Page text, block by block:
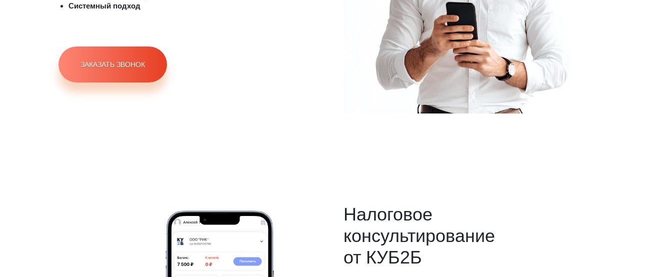
Системный подход
ЗАКАЗАТЬ ЗВОНОК
Налоговое
консультирование
от КУБ2Б